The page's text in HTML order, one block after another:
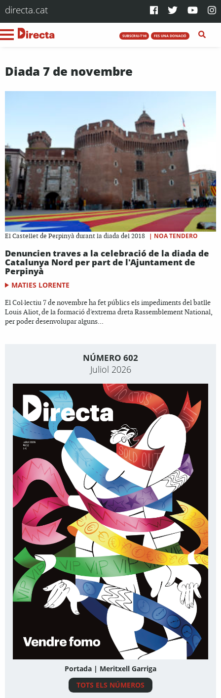
directa.cat
SUBSCRIU-T'HI FES UNA DONACIÓ
Diada 7 de novembre
El Castellet de Perpinyà durant la diada del 2018 | NOA TENDERO
Denuncien traves a la celebració de la diada de
Catalunya Nord per part de l'Ajuntament de
Perpinyà
MATIES LORENTE
El Col·lectiu 7 de novembre ha fet públics els impediments del batlle
Louis Aliot, de la formació d'extrema dreta Rassemblement National,
per poder desenvolupar alguns...
NÚMERO 602
Juliol 2026
Portada | Meritxell Garriga
TOTS ELS NÚMEROS